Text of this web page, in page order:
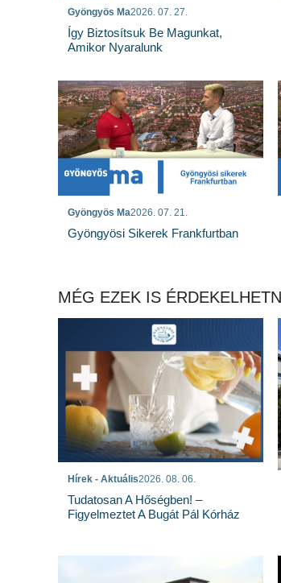
Gyöngyös Ma2026. 07. 27.
Így Biztosítsuk Be Magunkat,
Amikor Nyaralunk
Gyöngyös Ma2026. 07. 21.
Gyöngyösi Sikerek Frankfurtban
MÉG EZEK IS
Hírek - Aktuális2026. 08. 06.
Tudatosan A Hőségben! –
Figyelmeztet A Bugát Pál Kórház